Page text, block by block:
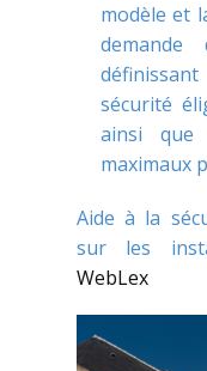
modèle et
sécurité
ainsi que
maximaux
Aide à la
sur les
WebLex